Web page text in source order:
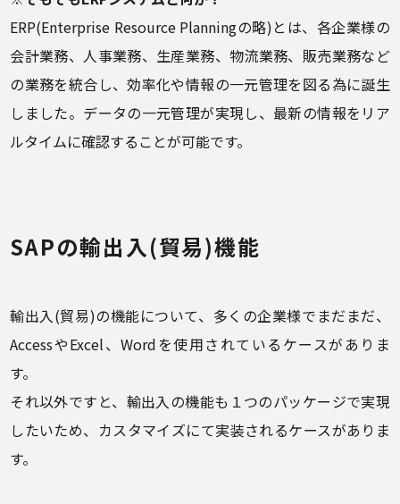
ERP(Enterprise Resource Planningの略)とは、各企業様の
会計業務、人事業務、生産業務、物流業務、販売業務など
の業務を統合し、効率化や情報の一元管理を図る為に誕生
しました。データの一元管理が実現し、最新の情報をリア
ルタイムに確認することが可能です。
SAPの輸出入(貿易)機能
輸出入(貿易)の機能について、多くの企業様でまだまだ、
AccessやExcel、Wordを使用されているケースがありま
す。
それ以外ですと、輸出入の機能も１つのパッケージで実現
したいため、カスタマイズにて実装されるケースがありま
す。